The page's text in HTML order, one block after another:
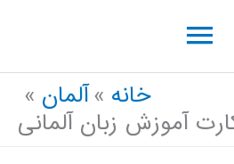
فهرست
اصلیخانه
آلمان
آموزش زبان آلمانی